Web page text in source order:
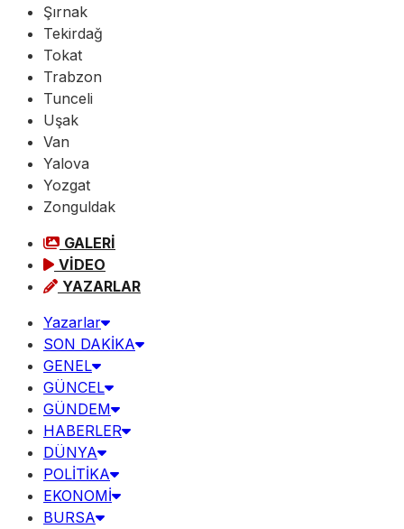
Şırnak
Tekirdağ
Tokat
Trabzon
Tunceli
Uşak
Van
Yalova
Yozgat
Zonguldak
GALERİ
VİDEO
YAZARLAR
Yazarlar
SON DAKİKA
GENEL
GÜNCEL
GÜNDEM
HABERLER
DÜNYA
POLİTİKA
EKONOMİ
BURSA